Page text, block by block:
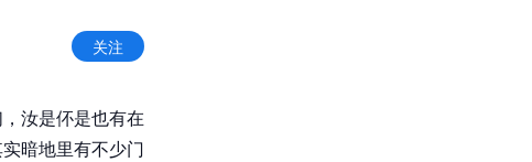
关注
汝是伓是也有在
暗地里有不少门